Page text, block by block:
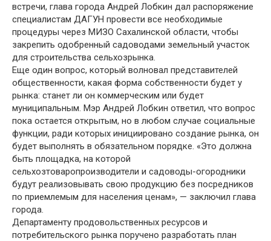
встречи, глава города Андрей Лобкин дал распоряжение
специалистам ДАГУН провести все необходимые
процедуры через МИЗО Сахалинской области, чтобы
закрепить одобренный садоводами земельный участок
для строительства сельхозрынка.
Еще один вопрос, который волновал представителей
общественности, какая форма собственности будет у
рынка: станет ли он коммерческим или будет
муниципальным. Мэр Андрей Лобкин ответил, что вопрос
пока остается открытым, но в любом случае социальные
функции, ради которых инициировано создание рынка, он
будет выполнять в обязательном порядке. «Это должна
быть площадка, на которой
сельхозтоваропроизводители и садоводы-огородники
будут реализовывать свою продукцию без посредников
по приемлемым для населения ценам», — заключил глава
города.
Департаменту продовольственных ресурсов и
потребительского рынка поручено разработать план